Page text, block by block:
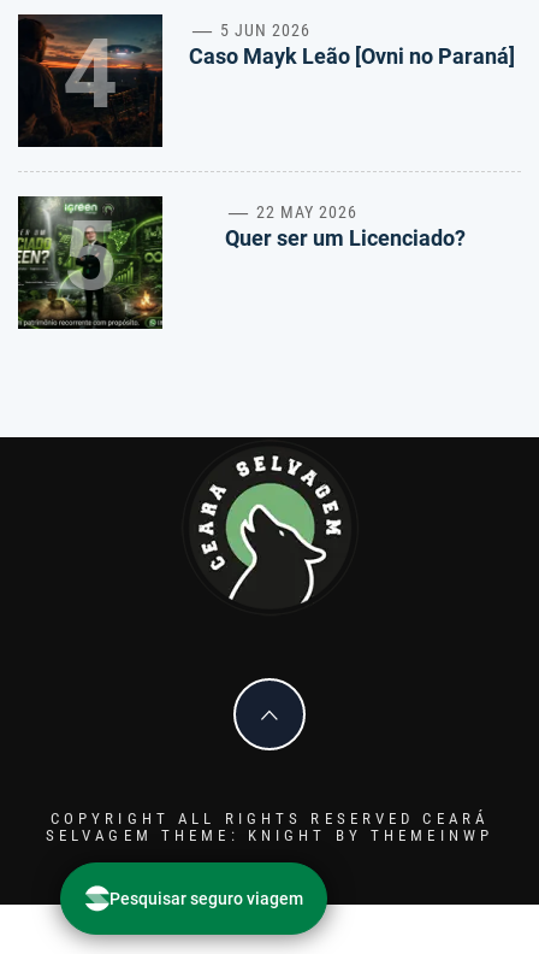
4 5 JUN 2026
Caso Mayk Leão [Ovni no Paraná]
5 22 MAY 2026
Quer ser um Licenciado?
COPYRIGHT ALL RIGHTS RESERVED CEARÁ
SELVAGEM THEME: KNIGHT BYTHEMEINWP